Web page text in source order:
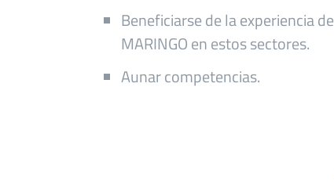
Beneficiarse de la experiencia de
MARINGO en estos sectores.
Aunar competencias.